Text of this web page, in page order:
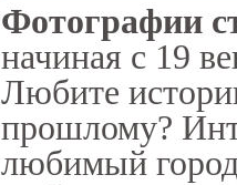
Фотографии
начиная с 19
Любите
прошлому?
любимый